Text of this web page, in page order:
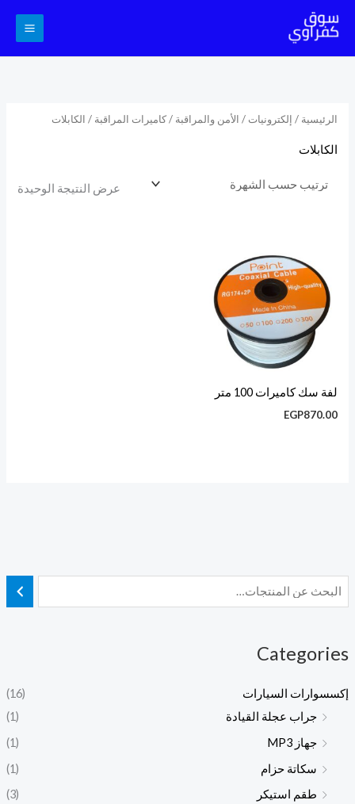
إلى
Categories
إكسسوارات السيارات
(16)
جراب عجلة القيادة
(1)
جهاز MP3
(1)
سكاتة حزام
(1)
طقم استيكر
(3)
الرئيسية / إلكترونيات / الأمن والمراقبة /كاميرات المراقبة / الكابلات
الكابلات
عرض النتيجة الوحيدة
لفة سك كاميرات 100 متر
EGP870.00